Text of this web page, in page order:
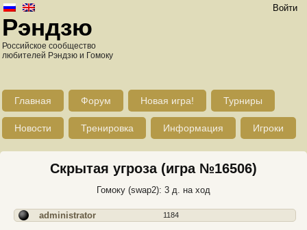
Войти
Рэндзю
Российское сообщество
любителей Рэндзю и Гомоку
Главная Форум Новая игра! Турниры
Новости Тренировка Информация Игроки
Скрытая угроза (игра №16506)
Гомоку (swap2): 3 д. на ход
administrator 1184